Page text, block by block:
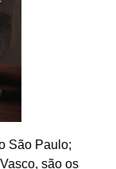
São Paulo;
são os